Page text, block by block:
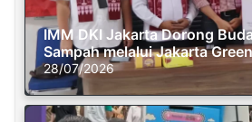
IMM DKI Jakarta Dorong
Sampah melalui Jakarta
28/07/2026